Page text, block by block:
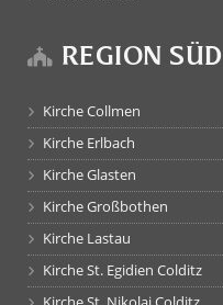
REGION SÜD
Kirche Collmen
Kirche Erlbach
Kirche Glasten
Kirche Großbothen
Kirche Lastau
Kirche St. Egidien Colditz